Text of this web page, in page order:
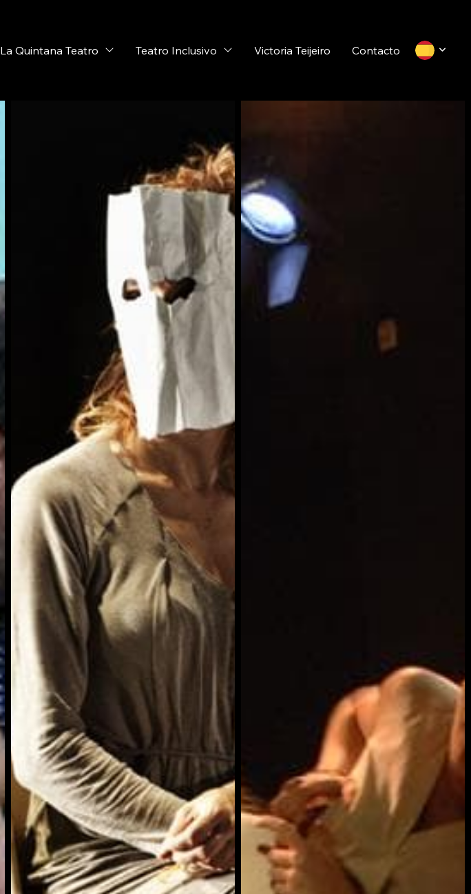
La Quintana Teatro Teatro Inclusivo Victoria Teijeiro Contacto